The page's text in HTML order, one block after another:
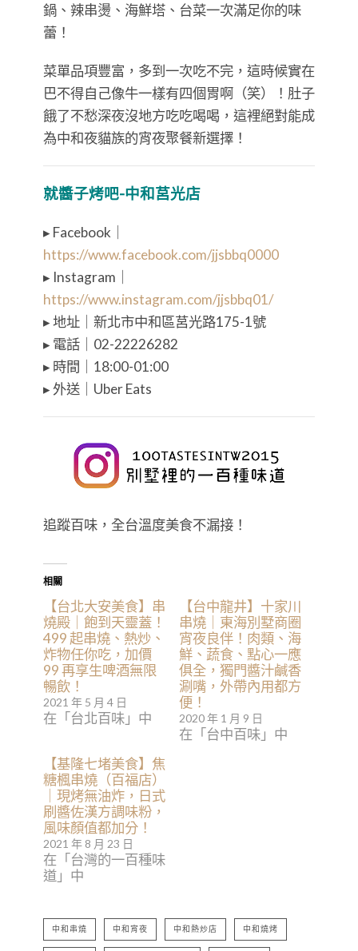
鍋、辣串燙、海鮮塔、台菜一次滿足你的味
蕾！
菜單品項豐富，多到一次吃不完，這時候實在
巴不得自己像牛一樣有四個胃啊（笑）！肚子
餓了不愁深夜沒地方吃吃喝喝，這裡絕對能成
為中和夜貓族的宵夜聚餐新選擇！
就醬子烤吧-中和莒光店
▸ Facebook｜
https://www.facebook.com/jjsbbq0000
▸ Instagram｜
https://www.instagram.com/jjsbbq01/
▸ 地址｜新北市中和區莒光路175-1號
▸ 電話｜02-22226282
▸ 時間｜18:00-01:00
▸ 外送｜Uber Eats
追蹤百味，全台溫度美食不漏接！
相關
【台北大安美食】串
燒殿｜飽到天靈蓋！
499 起串燒、熱炒、
炸物任你吃，加價
99 再享生啤酒無限
暢飲！
2021 年 5 月 4 日
在「台北百味」中
【台中龍井】十家川
串燒｜東海別墅商圈
宵夜良伴！肉類、海
鮮、蔬食、點心一應
俱全，獨門醬汁鹹香
涮嘴，外帶內用都方
便！
2020 年 1 月 9 日
在「台中百味」中
【基隆七堵美食】焦
糖楓串燒（百福店）
｜現烤無油炸，日式
刷醬佐漢方調味粉，
風味顏值都加分！
2021 年 8 月 23 日
在「台灣的一百種味
道」中
中和串燒 中和宵夜 中和熱炒店 中和燒烤